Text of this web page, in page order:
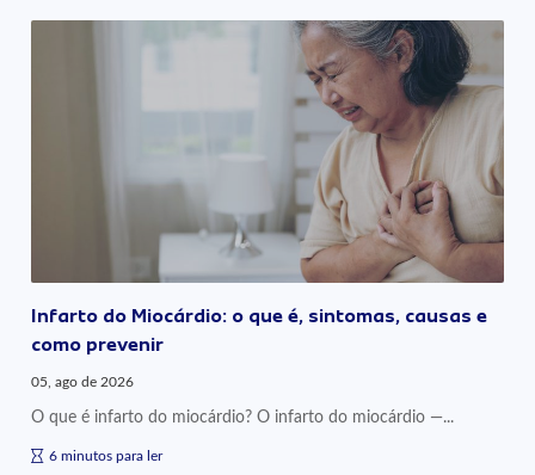
Infarto do Miocárdio: o que é, sintomas, causas e
como prevenir
05, ago de 2026
O que é infarto do miocárdio? O infarto do miocárdio —...
6 minutos para ler